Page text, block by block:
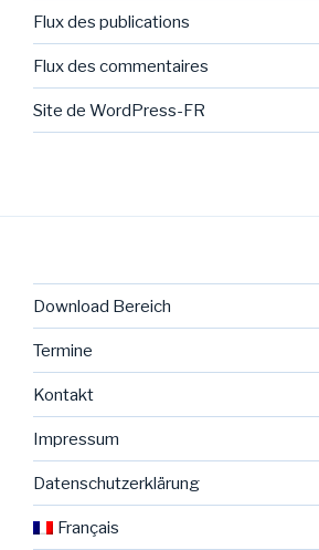
Flux des publications
Flux des commentaires
Site de WordPress-FR
Download Bereich
Termine
Kontakt
Impressum
Datenschutzerklärung
Français